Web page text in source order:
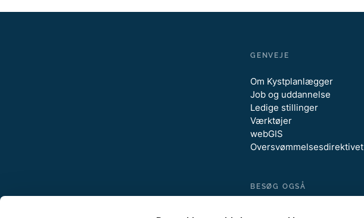
GENVEJE
Om Kystplanlægger
Job og uddannelse
Ledige stillinger
Værktøjer
webGIS
Oversvømmelsesdirektivet
BESØG OGSÅ